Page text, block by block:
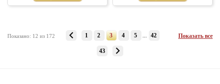
Показано: 12 из 172 Показать все
1 2 3 4 5 ... 42
43